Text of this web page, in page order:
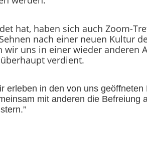
hat, haben sich auch Zoom-
nach einer neuen Kultur
uns in einer wieder anderen
verdient.
erleben in den von uns geöffneten
mit anderen die Befreiung